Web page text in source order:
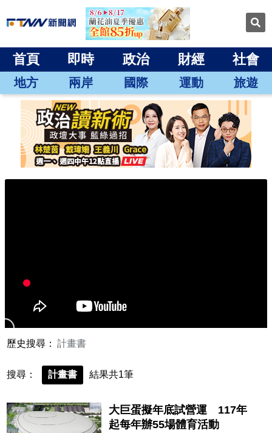
首頁 即時 政治 財經 社會
地方 兩岸 國際 運動 旅遊
歷史搜尋： 計畫書
搜尋： 計畫書 結果共1筆
大巨蛋擬年底試營運 117年
起每年辦55場體育活動